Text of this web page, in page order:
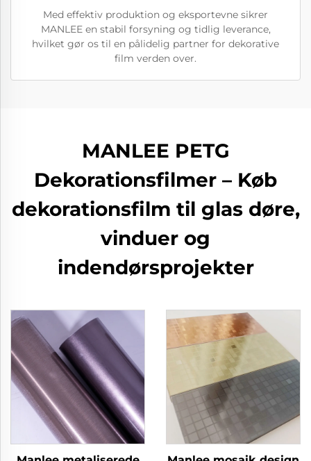
Med effektiv produktion og eksportevne sikrer
MANLEE en stabil forsyning og tidlig leverance,
hvilket gør os til en pålidelig partner for dekorative
film verden over.
MANLEE PETG
Dekorationsfilmer – Køb
dekorationsfilm til glas døre,
vinduer og
indendørsprojekter